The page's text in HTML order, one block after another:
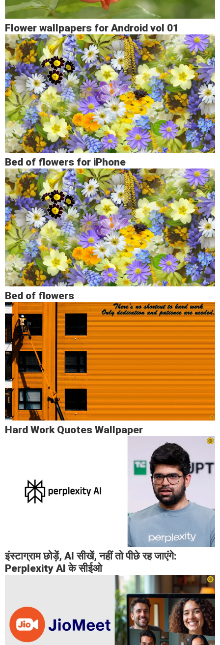
Flower wallpapers for Android vol 01
Bed of flowers for iPhone
Bed of flowers
Hard Work Quotes Wallpaper
इंस्टाग्राम छोड़ें, AI सीखें, नहीं तो पीछे रह जाएंगे:
Perplexity AI के सीईओ